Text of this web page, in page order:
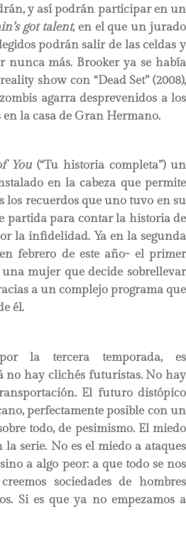
y así podrán participar en un
got talent, en el que un jurado
podrán salir de las celdas y
nunca más. Brooker ya se había
show con “Dead Set” (2008),
agarra desprevenidos a los
la casa de Gran Hermano.
You(“Tu historia completa”) un
en la cabeza que permite
los recuerdos que uno tuvo en su
partida para contar la historia de
la infidelidad. Ya en la segunda
febrero de este año- el primer
mujer que decide sobrellevar
a un complejo programa que
él.
la tercera temporada, es
no hay clichés futuristas. No hay
El futuro distópico
perfectamente posible con un
todo, de pesimismo. El miedo
serie. No es el miedo a ataques
a algo peor: a que todo se nos
sociedades de hombres
Si es que ya no empezamos a